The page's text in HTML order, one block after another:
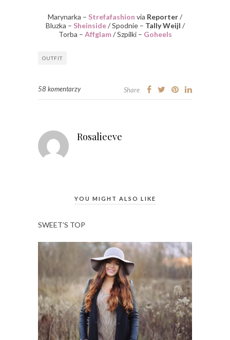
Marynarka – Strefafashion via Reporter/
Bluzka – Sheinside/ Spodnie – Tally Weijl /
Torba – Affglam/ Szpilki – Goheels
OUTFIT
58 komentarzy Share
Rosalieeve
YOU MIGHT ALSO LIKE
SWEET’S TOP